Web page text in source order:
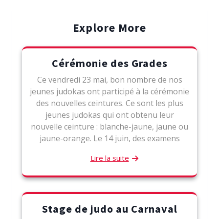
Explore More
Cérémonie des Grades
Ce vendredi 23 mai, bon nombre de nos
jeunes judokas ont participé à la cérémonie
des nouvelles ceintures. Ce sont les plus
jeunes judokas qui ont obtenu leur
nouvelle ceinture : blanche-jaune, jaune ou
jaune-orange. Le 14 juin, des examens
Lire la suite
Stage de judo au Carnaval